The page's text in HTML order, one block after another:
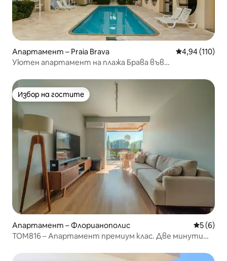
Апартамент – Praia Brava Средна
4,94 (110)
Уютен апартамент на плажа Брава във
Избор на гостите
Избор на гостите
Апартамент – Флорианополис Средна
5 (6)
TOM816 – Апартамент премиум клас. Две минути